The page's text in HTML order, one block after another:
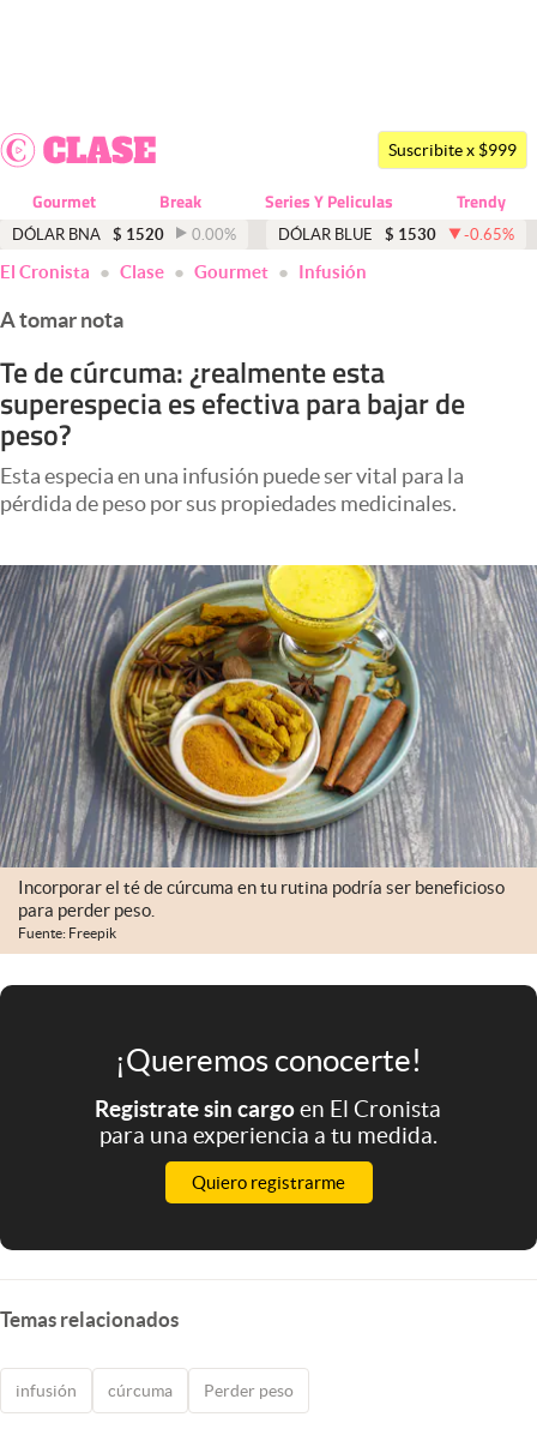
Dólar
Economía y Política
Finanzas y Mercados
Mercados Online
Negocios
Columnistas
Apertura
Clase
Clima
Mundial 2026
Eventos Corporativos
El Cronista Studio
Mediakit
abre en nueva pestaña
Argentina
Suscribite x $999
Gourmet Break Series Y Peliculas Trendy
DÓLAR BNA $ 1520 0.00% DÓLAR BLUE $ 1530 -0.65%
El Cronista Clase Gourmet Infusión
A tomar nota
Te de cúrcuma: ¿realmente esta
superespecia es efectiva para bajar de
peso?
Esta especia en una infusión puede ser vital para la
pérdida de peso por sus propiedades medicinales.
Incorporar el té de cúrcuma en tu rutina podría ser beneficioso
para perder peso.
Fuente: Freepik
¡Queremos conocerte!
Registrate sin cargoen El Cronista
para una experiencia a tu medida.
Quiero registrarme
Temas relacionados
infusión cúrcuma Perder peso